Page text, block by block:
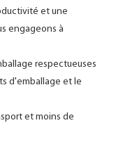
et une
engageons à
respectueuses
d'emballage et le
et moins de